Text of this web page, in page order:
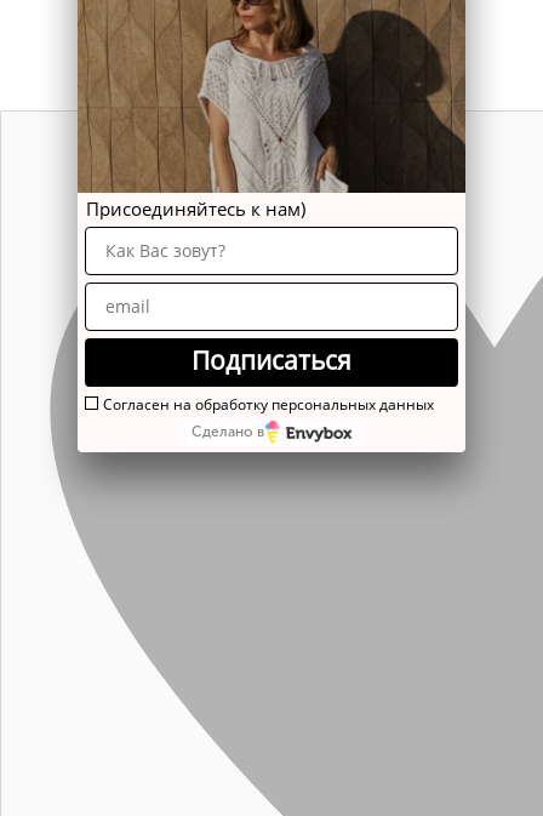
Присоединяйтесь к нам)
Подписаться
Согласен на обработку персональных данных
Сделано в